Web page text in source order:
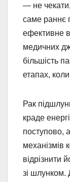
— не
саме раннє
ефективне
медичних
більшість
етапах,
Рак
краде
поступово,
механізмів
відрізнити
зі шлунком.